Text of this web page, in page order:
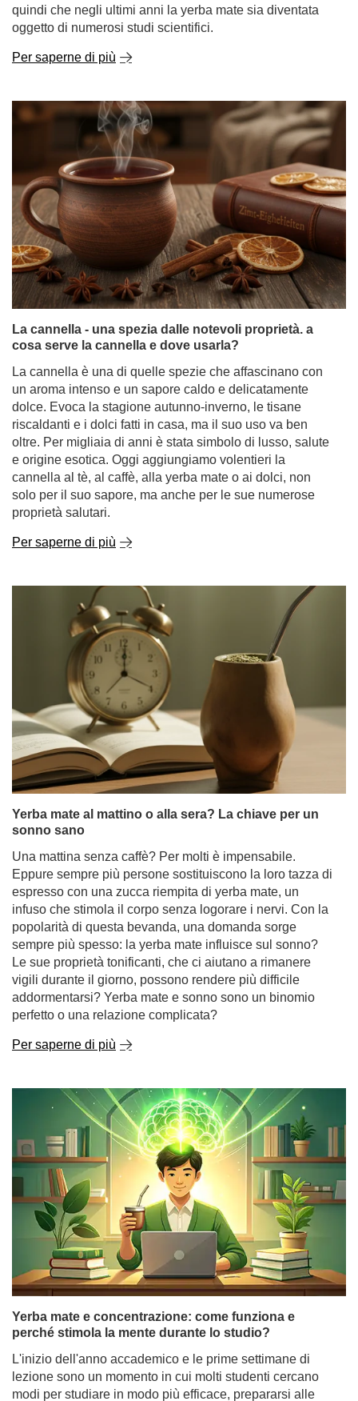
La cannella - una spezia dalle notevoli proprietà. a
cosa serve la cannella e dove usarla?
La cannella è una di quelle spezie che affascinano con
un aroma intenso e un sapore caldo e delicatamente
riscaldanti e i dolci fatti in casa, ma il suo uso va ben
oltre. Per migliaia di anni è stata simbolo di lusso, salute
e origine esotica. Oggi aggiungiamo volentieri la
cannella al tè, al caffè, alla yerba mate o ai dolci, non
solo per il suo sapore, ma anche per le sue numerose
proprietà salutari.
Per saperne di più
Yerba mate al mattino o alla sera? La chiave per un
sonno sano
Una mattina senza caffè? Per molti è impensabile.
Eppure sempre più persone sostituiscono la loro tazza di
infuso che stimola il corpo senza logorare i nervi. Con la
popolarità di questa bevanda, una domanda sorge
sempre più spesso: la yerba mate influisce sul sonno?
Le sue proprietà tonificanti, che ci aiutano a rimanere
vigili durante il giorno, possono rendere più difficile
addormentarsi? Yerba mate e sonno sono un binomio
perfetto o una relazione complicata?
Per saperne di più
Yerba mate e concentrazione: come funziona e
perché stimola la mente durante lo studio?
L'inizio dell'anno accademico e le prime settimane di
lezione sono un momento in cui molti studenti cercano
lezioni e prolungare i periodi di concentrazione. E non
solo gli studenti, ma anche le persone che svolgono un
lavoro mentale, i programmatori o i liberi professionisti,
spesso si chiedono: la yerba mate stimola quanto il caffè
o funziona in modo diverso?